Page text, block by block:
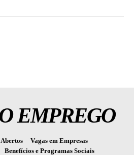
EMPREGO
Vagas em Empresas
Benefícios e Programas Sociais